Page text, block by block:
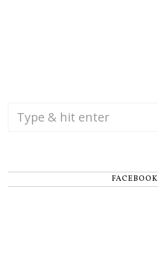
FACEBOOK